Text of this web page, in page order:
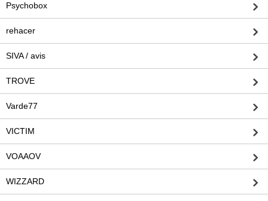
Psychobox
rehacer
SIVA / avis
TROVE
Varde77
VICTIM
VOAAOV
WIZZARD